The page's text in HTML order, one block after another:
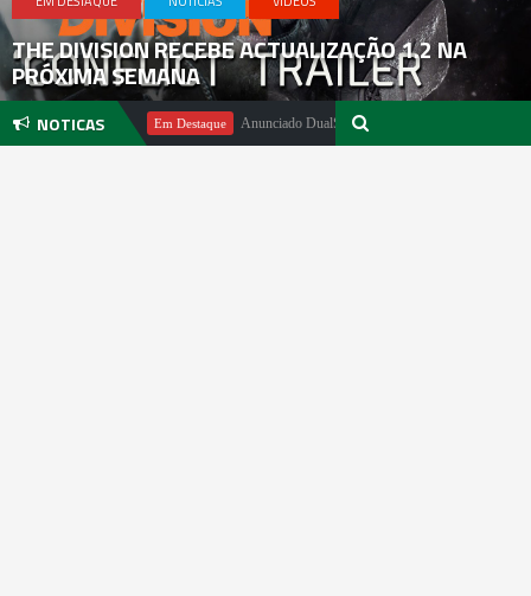
THE DIVISION RECEBE ACTUALIZAÇÃO 1.2 NA
PRÓXIMA SEMANA
NOTICAS
Pachter Em Destaque Anunciado DualSense The Last of Us Limited Edition